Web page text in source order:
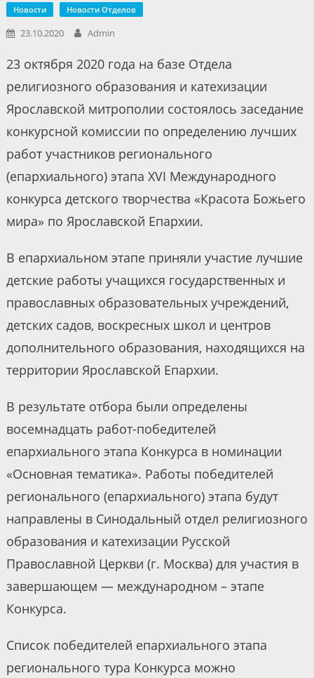
Новости Новости Отделов
23.10.2020 Admin
23 октября 2020 года на базе Отдела
религиозного образования и катехизации
Ярославской митрополии состоялось заседание
конкурсной комиссии по определению лучших
работ участников регионального
(епархиального) этапа ХVI Международного
конкурса детского творчества «Красота Божьего
мира» по Ярославской Епархии.
В епархиальном этапе приняли участие лучшие
детские работы учащихся государственных и
православных образовательных учреждений,
детских садов, воскресных школ и центров
дополнительного образования, находящихся на
территории Ярославской Епархии.
В результате отбора были определены
восемнадцать работ-победителей
епархиального этапа Конкурса в номинации
«Основная тематика». Работы победителей
регионального (епархиального) этапа будут
направлены в Синодальный отдел религиозного
образования и катехизации Русской
Православной Церкви (г. Москва) для участия в
завершающем — международном – этапе
Конкурса.
Список победителей епархиального этапа
регионального тура Конкурса можно